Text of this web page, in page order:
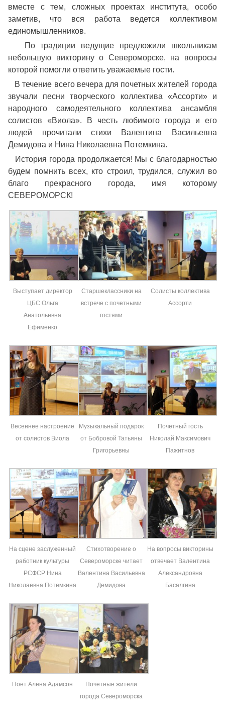
вместе с тем, сложных проектах института, особо
заметив, что вся работа ведется коллективом
единомышленников.
По традиции ведущие предложили школьникам
небольшую викторину о Североморске, на вопросы
которой помогли ответить уважаемые гости.
В течение всего вечера для почетных жителей города
звучали песни творческого коллектива «Ассорти» и
народного самодеятельного коллектива ансамбля
солистов «Виола». В честь любимого города и его
людей прочитали стихи Валентина Васильевна
Демидова и Нина Николаевна Потемкина.
История города продолжается! Мы с благодарностью
будем помнить всех, кто строил, трудился, служил во
благо прекрасного города, имя которому
СЕВЕРОМОРСК!
Выступает директор
ЦБС Ольга
Анатольевна
Ефименко
Старшеклассники на
встрече с почетными
гостями
Солисты коллектива
Ассорти
Весеннее настроение
от солистов Виола
Музыкальный подарок
от Бобровой Татьяны
Григорьевны
Почетный гость
Николай Максимович
Пажитнов
На сцене заслуженный
работник культуры
РСФСР Нина
Николаевна Потемкина
Стихотворение о
Североморске читает
Валентина Васильевна
Демидова
На вопросы викторины
отвечает Валентина
Александровна
Басалгина
Поет Алена Адамсон
Почетные жители
города Североморска